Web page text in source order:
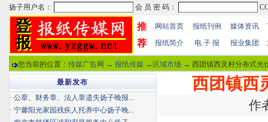
推
荐
网站首页 报纸刊例 媒体资讯
报纸简介 电 子 报 报业集团
您当前的位置： 传媒广告网 → 报纸传媒 → 区域市场 → 西团镇西灵村分布式光
西团镇西
作
最新发布
· 公章、财务章、法人章遗失扬子晚报...
· 宁馨阳光家园残疾人托养中心扬子晚...